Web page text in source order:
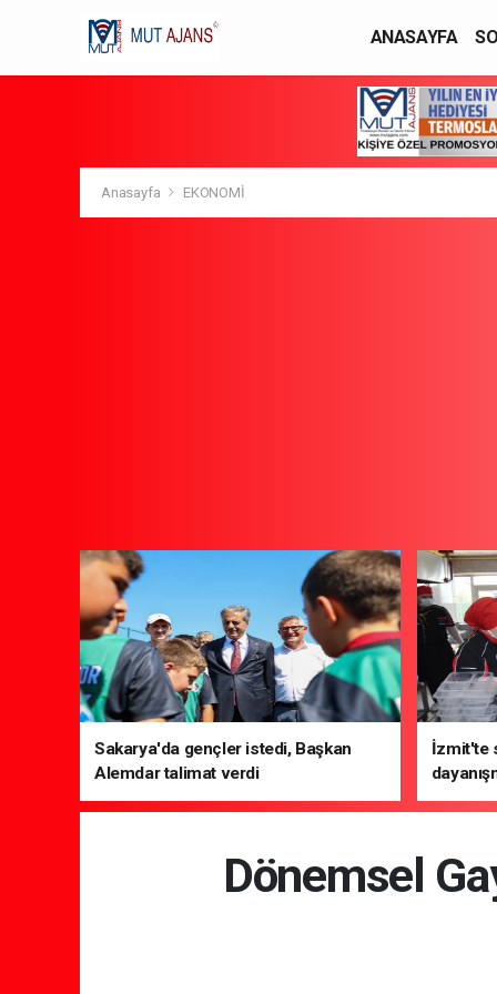
ANASAYFA
Anasayfa EKONOMİ
Sakarya'da gençler istedi, Başkan
Alemdar talimat verdi
İzmit'te
Dönemsel